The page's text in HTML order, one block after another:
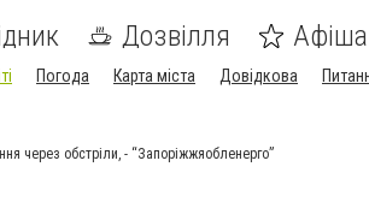
Дозвілля Афіша
Погода Карта міста Довідкова
через обстріли, - “Запоріжжяобленерго”